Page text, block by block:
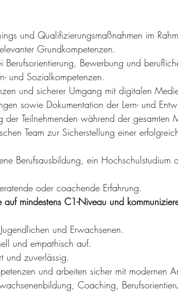
und Qualifizierungsmaßnahmen im
Grundkompetenzen.
Berufsorientierung, Bewerbung und
und Sozialkompetenzen.
und sicherer Umgang mit digitalen
sowie Dokumentation der Lern- und
der Teilnehmenden während der gesamten
Team zur Sicherstellung einer
Berufsausbildung, ein Hochschulstudium
oder coachende Erfahrung.
auf mindestens C1-Niveau und
und Erwachsenen.
und empathisch auf.
und zuverlässig.
und arbeiten sicher mit modernen
Coaching,